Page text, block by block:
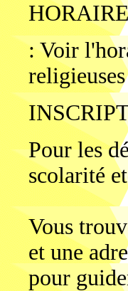
: Voir
religieuses
Pour les
scolarité
Vous
et une
pour